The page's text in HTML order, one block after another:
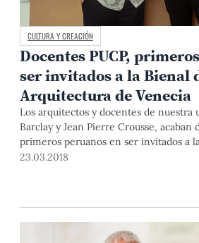
CULTURA Y CREACIÓN
Docentes PUCP,
ser invitados a la Bienal
Arquitectura de Venecia
Los arquitectos y docentes de nuestra
Barclay y Jean Pierre Crousse,
primeros peruanos en ser invitados a
Internacional de la Bienal de
23.03.2018